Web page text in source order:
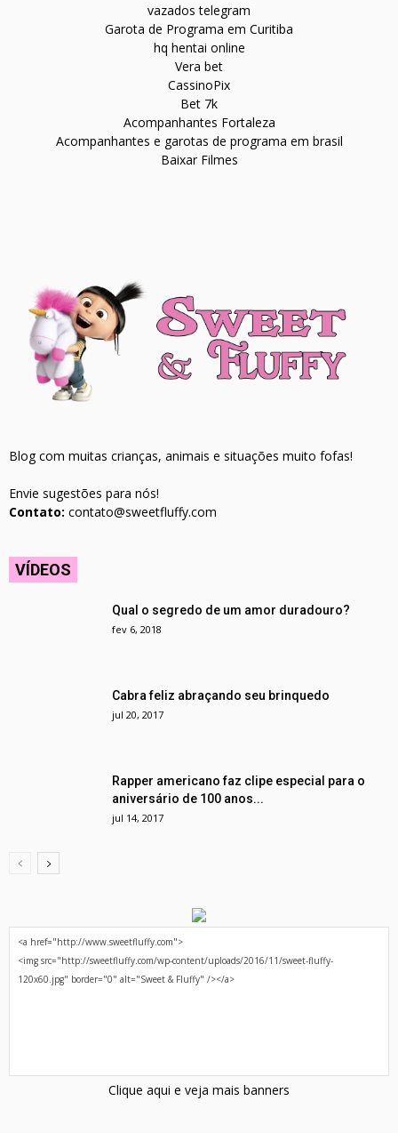
vazados telegram
Garota de Programa em Curitiba
hq hentai online
Vera bet
CassinoPix
Bet 7k
Acompanhantes Fortaleza
Acompanhantes e garotas de programa em brasil
Baixar Filmes
Blog com muitas crianças, animais e situações muito fofas!
Envie sugestões para nós!
Contato: contato@sweetfluffy.com
VÍDEOS
Qual o segredo de um amor duradouro?
fev 6, 2018
Cabra feliz abraçando seu brinquedo
jul 20, 2017
Rapper americano faz clipe especial para o
aniversário de 100 anos...
jul 14, 2017
Clique aqui e veja mais banners